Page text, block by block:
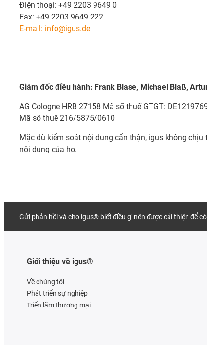
Điện thoại: +49 2203 9649 0
Fax: +49 2203 9649 222
E-mail: info@igus.de
Giám đốc điều hành: Frank Blase, Michael Blaß,
AG Cologne HRB 27158 Mã số thuế GTGT:
Mã số thuế 216/5875/0610
Mặc dù kiểm soát nội dung cẩn thận, igus không
nội dung của họ.
Gửi phản hồi và cho igus® biết điều gì nên được cải thiện để
Giới thiệu về igus®
Về chúng tôi
Phát triển sự nghiệp
Triển lãm thương mại